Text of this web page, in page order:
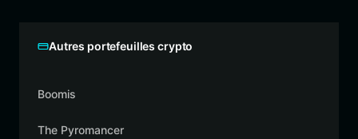
Autres portefeuilles crypto
Boomis
The Pyromancer